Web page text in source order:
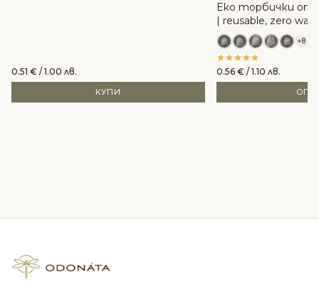
0.51 € / 1.00 лв.
КУПИ
Еко торбички от
| reusable, zero
+8
0.56 € / 1.10 лв.